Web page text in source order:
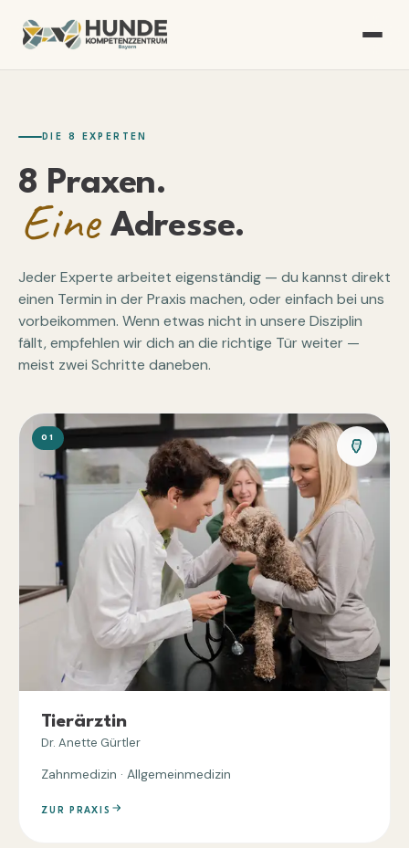
DIE 8 EXPERTEN
8 Praxen.
EineAdresse.
Jeder Experte arbeitet eigenständig — du kannst direkt
einen Termin in der Praxis machen, oder einfach bei uns
vorbeikommen. Wenn etwas nicht in unsere Disziplin
fällt, empfehlen wir dich an die richtige Tür weiter —
meist zwei Schritte daneben.
01
Tierärztin
Dr. Anette Gürtler
Zahnmedizin · Allgemeinmedizin
ZUR PRAXIS